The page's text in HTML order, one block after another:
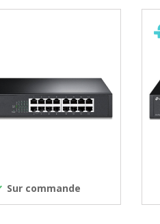
Sur commande